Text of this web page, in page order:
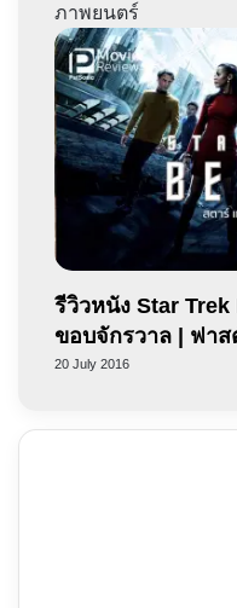
ภาพยนตร์
รีวิวหนัง Star
ขอบจักรวาล | ฟา
20 July 2016